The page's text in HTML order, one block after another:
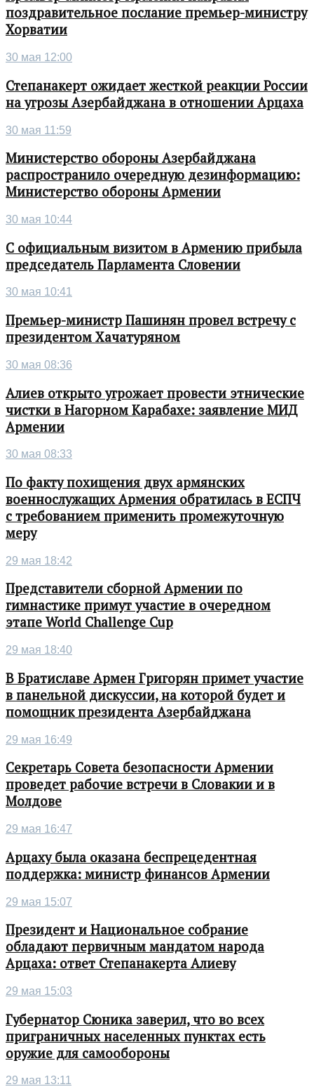
поздравительное послание премьер-министру
Хорватии
30 мая 12:00
Степанакерт ожидает жесткой реакции России
на угрозы Азербайджана в отношении Арцаха
30 мая 11:59
Министерство обороны Азербайджана
распространило очередную дезинформацию:
Министерство обороны Армении
30 мая 10:44
С официальным визитом в Армению прибыла
председатель Парламента Словении
30 мая 10:41
Премьер-министр Пашинян провел встречу с
президентом Хачатуряном
30 мая 08:36
Алиев открыто угрожает провести этнические
чистки в Нагорном Карабахе: заявление МИД
Армении
30 мая 08:33
По факту похищения двух армянских
военнослужащих Армения обратилась в ЕСПЧ
с требованием применить промежуточную
меру
29 мая 18:42
Представители сборной Армении по
гимнастике примут участие в очередном
этапе World Challenge Cup
29 мая 18:40
В Братиславе Армен Григорян примет участие
в панельной дискуссии, на которой будет и
помощник президента Азербайджана
29 мая 16:49
Секретарь Совета безопасности Армении
проведет рабочие встречи в Словакии и в
Молдове
29 мая 16:47
Арцаху была оказана беспрецедентная
поддержка: министр финансов Армении
29 мая 15:07
Президент и Национальное собрание
обладают первичным мандатом народа
Арцаха: ответ Степанакерта Алиеву
29 мая 15:03
Губернатор Сюника заверил, что во всех
приграничных населенных пунктах есть
оружие для самообороны
29 мая 13:11